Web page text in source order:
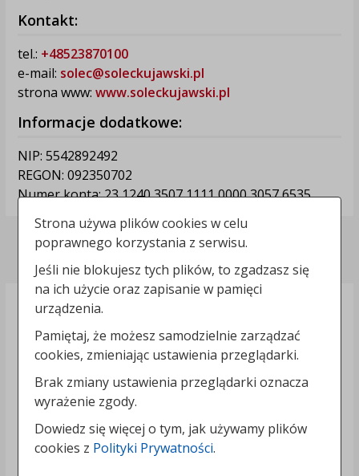
Kontakt:
tel.: +48523870100
e-mail: solec@soleckujawski.pl
strona www: www.soleckujawski.pl
Informacje dodatkowe:
NIP: 5542892492
REGON: 092350702
Numer konta: 23 1240 3507 1111 0000 3057 6535
Polityka prywatności
Strona używa plików cookies w celu
poprawnego korzystania z serwisu.
Jeśli nie blokujesz tych plików, to zgadzasz się
na ich użycie oraz zapisanie w pamięci
urządzenia.
Pamiętaj, że możesz samodzielnie zarządzać
cookies, zmieniając ustawienia przeglądarki.
Brak zmiany ustawienia przeglądarki oznacza
wyrażenie zgody.
Dowiedz się więcej o tym, jak używamy plików
cookies z Polityki Prywatności.